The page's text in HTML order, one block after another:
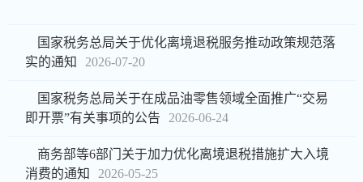
国家税务总局关于优化离境退税服务推动政策规范落
实的通知
2026-07-20
国家税务总局关于在成品油零售领域全面推广“交易
即开票”有关事项的公告
2026-06-24
商务部等6部门关于加力优化离境退税措施扩大入境
消费的通知
2026-05-25